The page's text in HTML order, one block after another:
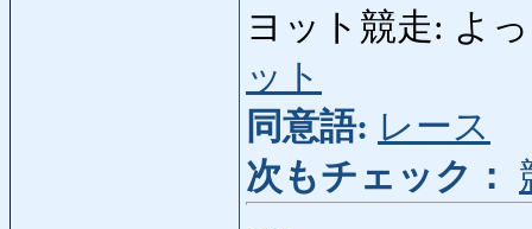
ヨット競走: よ
ット
同意語: レース
次もチェック：